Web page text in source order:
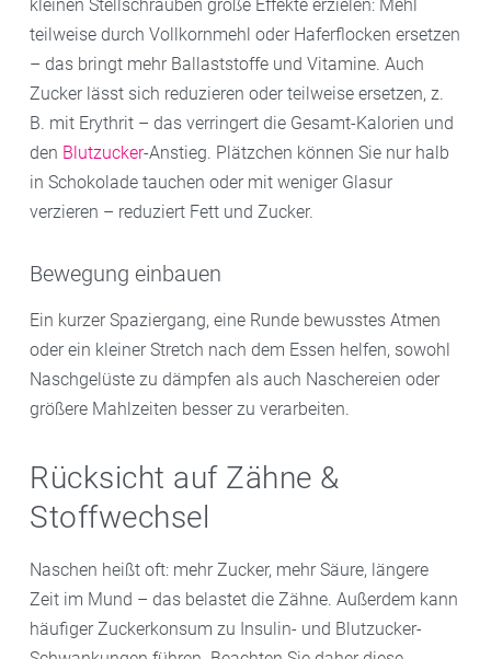
kleinen Stellschrauben große Effekte erzielen: Mehl
teilweise durch Vollkornmehl oder Haferflocken ersetzen
– das bringt mehr Ballaststoffe und Vitamine. Auch
Zucker lässt sich reduzieren oder teilweise ersetzen, z.
B. mit Erythrit – das verringert die Gesamt-Kalorien und
den Blutzucker-Anstieg. Plätzchen können Sie nur halb
in Schokolade tauchen oder mit weniger Glasur
verzieren – reduziert Fett und Zucker.
Bewegung einbauen
Ein kurzer Spaziergang, eine Runde bewusstes Atmen
oder ein kleiner Stretch nach dem Essen helfen, sowohl
Naschgelüste zu dämpfen als auch Naschereien oder
größere Mahlzeiten besser zu verarbeiten.
Rücksicht auf Zähne &
Stoffwechsel
Naschen heißt oft: mehr Zucker, mehr Säure, längere
Zeit im Mund – das belastet die Zähne. Außerdem kann
häufiger Zuckerkonsum zu Insulin- und Blutzucker-